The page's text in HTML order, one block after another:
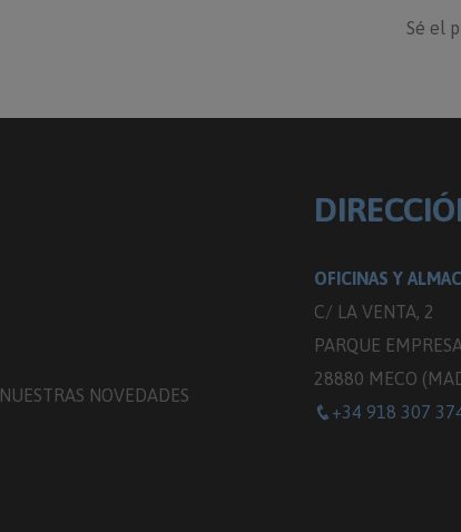
Sé el
NOVEDADES
OFICINAS Y
C/ LA VENTA, 2
PARQUE
28880 MECO
+34 918 307